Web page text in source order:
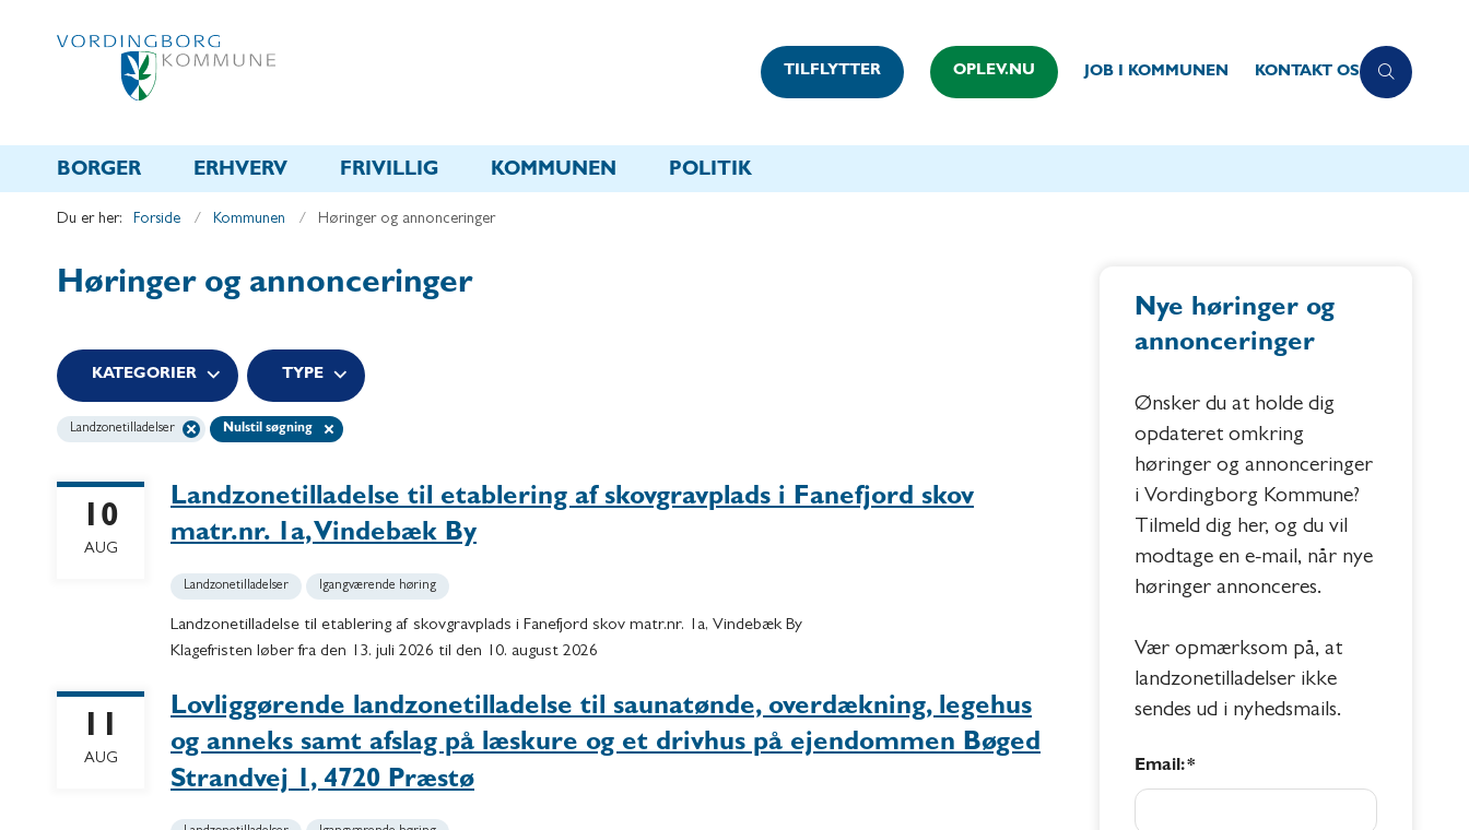
TILFLYTTER OPLEV.NU JOB I KOMMUNEN KONTAKT OS
BORGER ERHVERV FRIVILLIG KOMMUNEN POLITIK
Du er her: Forside Kommunen Høringer og annonceringer
Høringer og annonceringer
KATEGORIER TYPE
Landzonetilladelser Nulstil søgning
Landzonetilladelse til etablering af skovgravplads i Fanefjord skov
matr.nr. 1a, Vindebæk By
10
AUG
Landzonetilladelser Igangværende høring
Landzonetilladelse til etablering af skovgravplads i Fanefjord skov matr.nr. 1a, Vindebæk By
Klagefristen løber fra den 13. juli 2026 til den 10. august 2026
Lovliggørende landzonetilladelse til saunatønde, overdækning, legehus
og anneks samt afslag på læskure og et drivhus på ejendommen Bøged
Strandvej 1, 4720 Præstø
11
AUG
Nye høringer og
annonceringer
Ønsker du at holde dig
opdateret omkring
høringer og annonceringer
i Vordingborg Kommune?
Tilmeld dig her, og du vil
modtage en e-mail, når nye
høringer annonceres.
Vær opmærksom på, at
landzonetilladelser ikke
sendes ud i nyhedsmails.
Email: *